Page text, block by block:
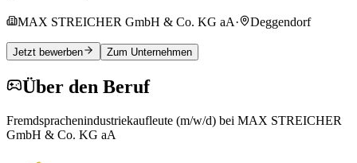
MAX STREICHER GmbH & Co. KG aA· Deggendorf
Jetzt bewerben Zum Unternehmen
Über den Beruf
Fremdsprachenindustriekaufleute (m/w/d) bei MAX STREICHER
GmbH & Co. KG aA